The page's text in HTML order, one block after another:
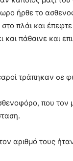
ήρθε το
πλάι και
πάθαινε και
τράπηκαν σε
που τον
αριθμό τους